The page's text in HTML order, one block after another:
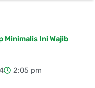
Minimalis Ini Wajib
2:05 pm